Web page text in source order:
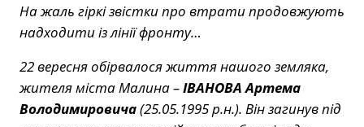
На жаль гіркі звістки про втрати продовжують
надходити із лінії фронту…
22 вересня обірвалося життя нашого земляка,
жителя міста Малина –ІВАНОВА Артема
Володимировича(25.05.1995 р.н.). Він загинув під